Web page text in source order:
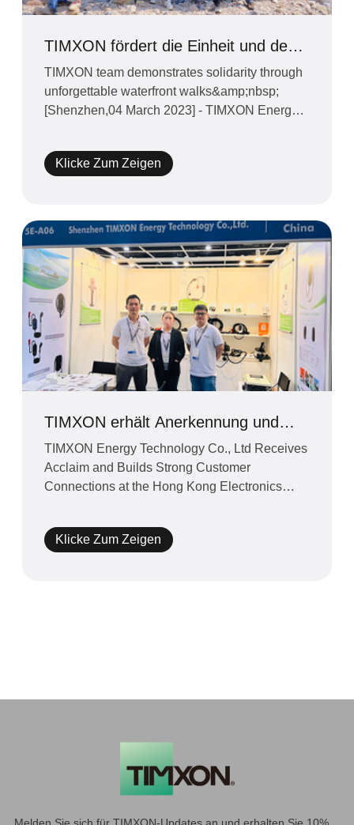
TIMXON fördert die Einheit und den
Teamgeist durch ein unvergessliches
Wanderevent am Meer
TIMXON team demonstrates solidarity through
unforgettable waterfront walks&amp;nbsp;
[Shenzhen,04 March 2023] - TIMXON Energy
Klicke Zum Zeigen
TIMXON erhält Anerkennung und
baut starke Kundenbeziehungen auf
der Hong Kong Electronics Fair auf
TIMXON Energy Technology Co., Ltd Receives
Acclaim and Builds Strong Customer
Connections at the Hong Kong Electronics
Klicke Zum Zeigen